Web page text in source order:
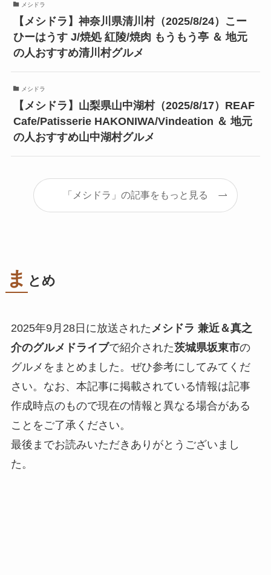
メシドラ
【メシドラ】神奈川県清川村（2025/8/24）こー
ひーはうす J/焼処 紅陵/焼肉 もうもう亭 ＆ 地元
の人おすすめ清川村グルメ
メシドラ
【メシドラ】山梨県山中湖村（2025/8/17）REAF
Cafe/Patisserie HAKONIWA/Vindeation ＆ 地元
の人おすすめ山中湖村グルメ
「メシドラ」の記事をもっと見る
ま とめ
2025年9月28日に放送された メシドラ 兼近＆真之
介のグルメドライブで紹介された茨城県坂東市の
グルメをまとめました。ぜひ参考にしてみてくだ
さい。なお、本記事に掲載されている情報は記事
作成時点のもので現在の情報と異なる場合がある
ことをご了承ください。
最後までお読みいただきありがとうございまし
た。